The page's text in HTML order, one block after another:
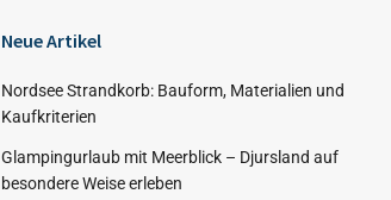
Neue Artikel
Nordsee Strandkorb: Bauform, Materialien und
Kaufkriterien
Glampingurlaub mit Meerblick – Djursland auf
besondere Weise erleben